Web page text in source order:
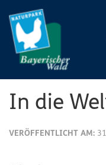
In die
VERÖFFENTLICHT AM: